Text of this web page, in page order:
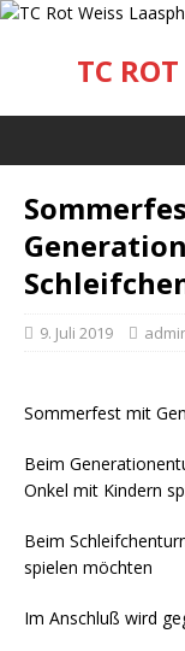
TC
9. Juli 2019
Sommerfest mit
Beim
Onkel mit Kindern
Beim
spielen möchten
Im Anschluß wird